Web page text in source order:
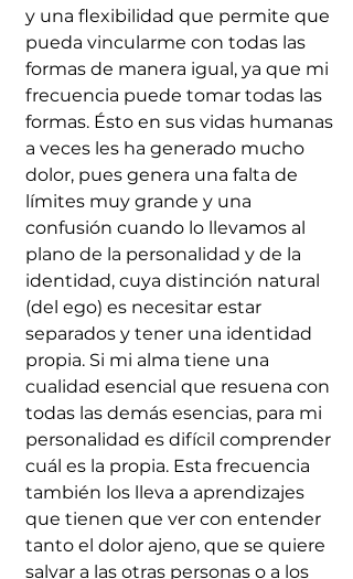
y una flexibilidad que permite que
pueda vincularme con todas las
formas de manera igual, ya que mi
frecuencia puede tomar todas las
formas. Ésto en sus vidas humanas
a veces les ha generado mucho
dolor, pues genera una falta de
límites muy grande y una
confusión cuando lo llevamos al
plano de la personalidad y de la
identidad, cuya distinción natural
(del ego) es necesitar estar
separados y tener una identidad
propia. Si mi alma tiene una
cualidad esencial que resuena con
todas las demás esencias, para mi
personalidad es difícil comprender
cuál es la propia. Esta frecuencia
también los lleva a aprendizajes
que tienen que ver con entender
tanto el dolor ajeno, que se quiere
salvar a las otras personas o a los